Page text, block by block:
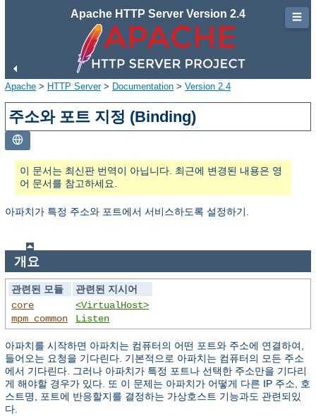
Apache HTTP Server Version 2.4
Apache > HTTP Server> Documentation > Version 2.4
주소와 포트 지정 (Binding)
이 문서는 최신판 번역이 아닙니다. 최근에 변경된 내용은 영
어 문서를 참고하세요.
아파치가 특정 주소와 포트에서 서비스하도록 설정하기.
개요
관련된 모듈
관련된 지시어
core
mpm_common
<VirtualHost>
Listen
아파치를 시작하면 아파치는 컴퓨터의 어떤 포트와 주소에 연결하여,
들어오는 요청을 기다린다. 기본적으로 아파치는 컴퓨터의 모든 주소
에서 기다린다. 그러나 아파치가 특정 포트나 선택한 주소만을 기다리
게 해야할 경우가 있다. 또 이 문제는 아파치가 어떻게 다른 IP 주소, 호
스트명, 포트에 반응할지를 결정하는 가상호스트 기능과도 관련되있
다.
☰